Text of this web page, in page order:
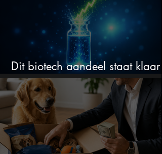
Dit biotech aandeel staat klaar
voor een flinke rally